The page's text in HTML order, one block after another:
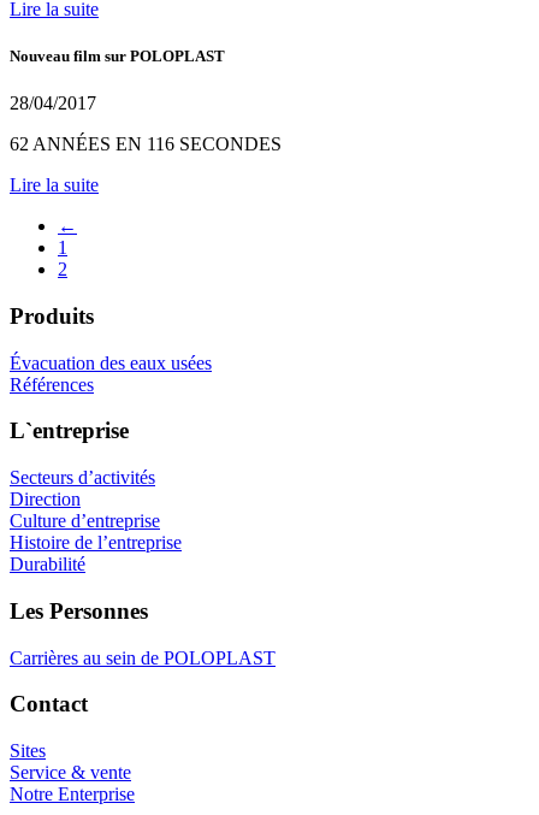
Lire la suite
Nouveau film sur POLOPLAST
28/04/2017
62 ANNÉES EN 116 SECONDES
Lire la suite
←
1
2
Produits
Évacuation des eaux usées
Références
L`entreprise
Secteurs d’activités
Direction
Culture d’entreprise
Histoire de l’entreprise
Durabilité
Les Personnes
Carrières au sein de POLOPLAST
Contact
Sites
Service & vente
Notre Enterprise